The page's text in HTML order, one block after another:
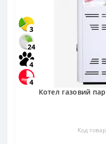
3
24
4
4
Котел газовий
Код